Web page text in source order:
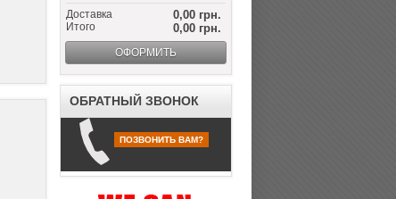
0,00 грн.
Доставка
0,00 грн.
Итого
ОФОРМИТЬ
ОБРАТНЫЙ ЗВОНОК
ПОЗВОНИТЬ ВАМ?